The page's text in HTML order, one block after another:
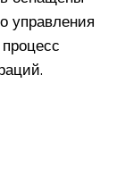
управления